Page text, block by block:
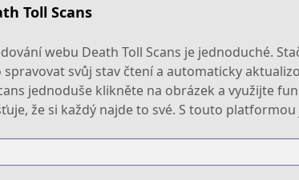
Toll Scans
webu Death Toll Scans je jednoduché.
svůj stav čtení a automaticky
jednoduše klikněte na obrázek a využijte
že si každý najde to své. S touto